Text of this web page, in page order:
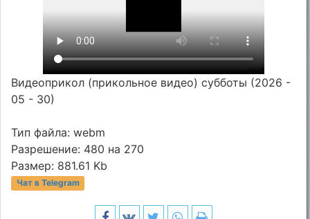
Видеоприкол (прикольное видео) субботы (2026 -
05 - 30)
Тип файла: webm
Разрешение: 480 на 270
Размер: 881.61 Kb
Чат в Telegram